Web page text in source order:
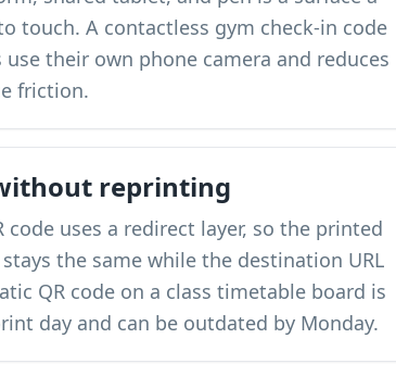
touch. A contactless gym check-in code
their own phone camera and reduces
friction.
reprinting
code uses a redirect layer, so the printed
stays the same while the destination URL
QR code on a class timetable board is
day and can be outdated by Monday.